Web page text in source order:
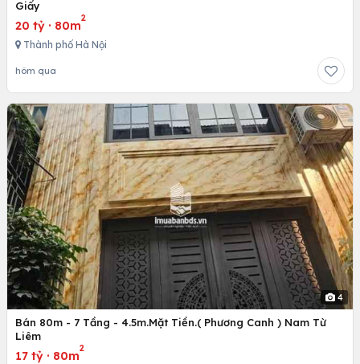
Giấy
20 tỷ · 80m
2
Thành phố Hà Nội
hôm qua
4
Bán 80m - 7 Tầng - 4.5m.Mặt Tiền.( Phương Canh ) Nam Từ
Liêm
17 tỷ · 80m
2